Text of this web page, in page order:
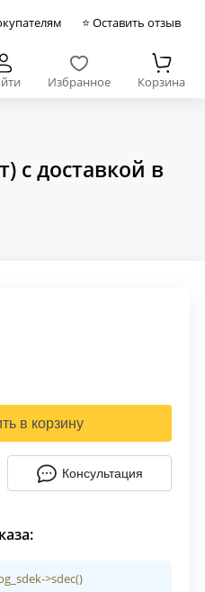
⭐ Оставить отзыв
Избранное Корзина
с доставкой в
в корзину
Консультация
>sdec()